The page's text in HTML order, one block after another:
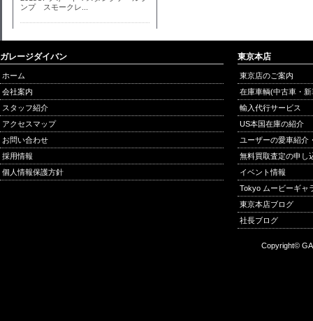
ガレージダイバン
ホーム
会社案内
スタッフ紹介
アクセスマップ
お問い合わせ
採用情報
個人情報保護方針
東京本店
東京店のご案内
在庫車輌(中古車・
輸入代行サービス
US本国在庫の紹介
ユーザーの愛車紹介
無料買取査定の申し
イベント情報
Tokyo ムービーギャ
東京本店ブログ
社長ブログ
Copyright©